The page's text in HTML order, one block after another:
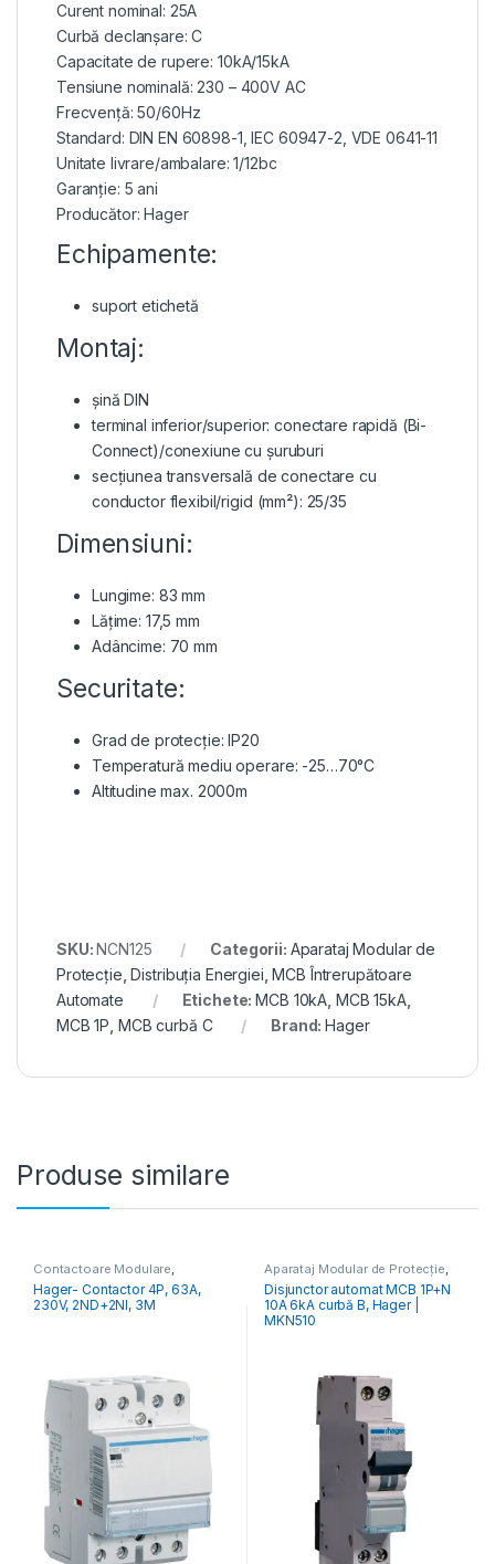
Curent nominal: 25A
Curbă declanșare: C
Capacitate de rupere: 10kA/15kA
Tensiune nominală: 230 – 400V AC
Frecvență: 50/60Hz
Standard: DIN EN 60898-1, IEC 60947-2, VDE 0641-11
Unitate livrare/ambalare: 1/12bc
Garanție: 5 ani
Producător: Hager
Echipamente:
suport etichetă
Montaj:
șină DIN
terminal inferior/superior: conectare rapidă (Bi-
Connect)/conexiune cu șuruburi
secțiunea transversală de conectare cu
conductor flexibil/rigid (mm²): 25/35
Dimensiuni:
Lungime: 83 mm
Lățime: 17,5 mm
Adâncime: 70 mm
Securitate:
Grad de protecție: IP20
Temperatură mediu operare: -25…70°C
Altitudine max. 2000m
SKU:NCN125 Categorii: Aparataj Modular de
Protecție ,Distribuția Energiei ,MCB Întrerupătoare
Automate
Etichete:MCB 10kA MCB 15kA,
MCB 1P MCB curbă C Brand:Hager
Produse similare
Contactoare Modulare,
Distribuția Energiei
Hager- Contactor 4P, 63A,
230V, 2ND+2NI, 3M
Aparataj Modular de Protecție,
Distribuția Energiei , MCB
Întrerupătoare Automate
Disjunctor automat MCB 1P+N
10A 6kA curbă B, Hager |
MKN510